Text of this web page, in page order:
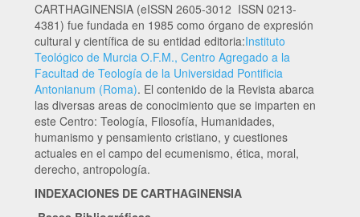
CARTHAGINENSIA (eISSN 2605-3012 ISSN 0213-
4381) fue fundada en 1985 como órgano de expresión
cultural y científica de su entidad editoria:Instituto
Teológico de Murcia O.F.M., Centro Agregado a la
Facultad de Teología de la Universidad Pontificia
Antonianum (Roma). El contenido de la Revista abarca
las diversas areas de conocimiento que se imparten en
este Centro: Teología, Filosofía, Humanidades,
humanismo y pensamiento cristiano, y cuestiones
actuales en el campo del ecumenismo, ética, moral,
derecho, antropología.
INDEXACIONES DE CARTHAGINENSIA